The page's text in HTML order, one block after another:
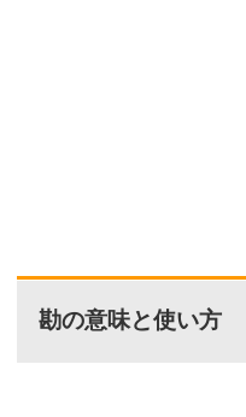
勘の意味と使い方